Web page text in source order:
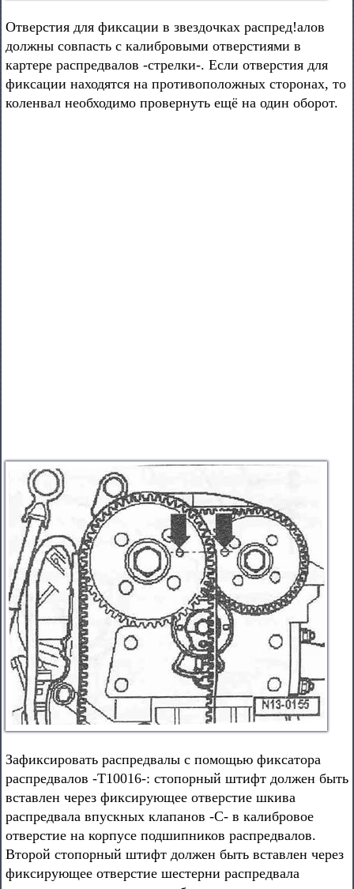
Отверстия для фиксации в звездочках распред!алов
должны совпасть с калибровыми отверстиями в
картере распредвалов -стрелки-. Если отверстия для
фиксации находятся на противоположных сторонах, то
коленвал необходимо провернуть ещё на один оборот.
Зафиксировать распредвалы с помощью фиксатора
распредвалов -Т10016-: стопорный штифт должен быть
вставлен через фиксирующее отверстие шкива
распредвала впускных клапанов -С- в калибровое
отверстие на корпусе подшипников распредвалов.
Второй стопорный штифт должен быть вставлен через
фиксирующее отверстие шестерни распредвала